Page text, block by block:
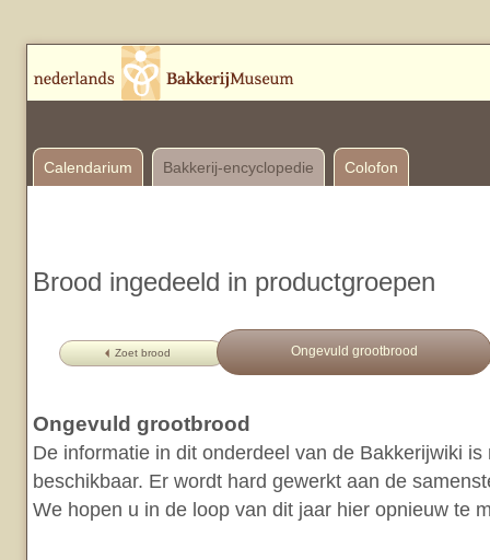
Calendarium Bakkerij-encyclopedie Colofon
Brood ingedeeld in productgroepen
Zoet brood Ongevuld grootbrood
Ongevuld grootbrood
De informatie in dit onderdeel van de Bakkerijwiki
beschikbaar. Er wordt hard gewerkt aan de
We hopen u in de loop van dit jaar hier opnieuw te